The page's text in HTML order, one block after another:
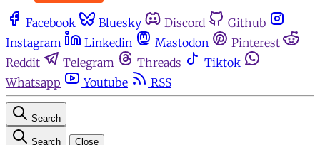
Facebook Bluesky Discord
Github
Instagram
Linkedin Mastodon
Pinterest
Reddit
Telegram Threads
Tiktok
Whatsapp
Youtube RSS
Search
Search Close